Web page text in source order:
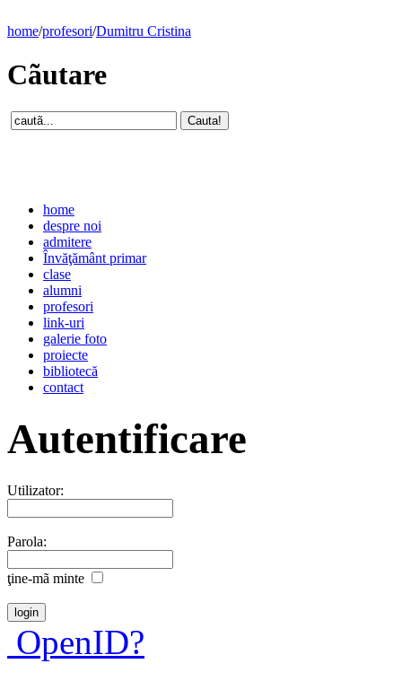
home/profesori/Dumitru Cristina
Cãutare
home
despre noi
admitere
Învăţământ primar
clase
alumni
profesori
link-uri
galerie foto
proiecte
bibliotecă
contact
Autentificare
Utilizator:
Parola:
ţine-mã minte
OpenID?